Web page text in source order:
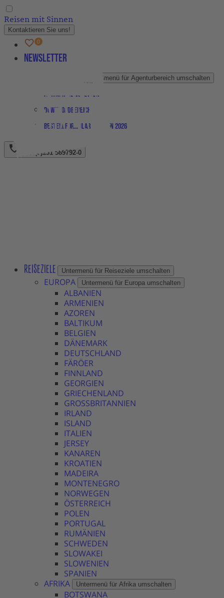
Reisen mit Sinnen
Kontaktieren Sie uns!
Newsletter
Untermenü für Agenturbereich umschalten
Downloadbereich
Bestellformular Magazin 2026
+49 (0)231 589792-0
REISEZIELE Untermenü für Reiseziele umschalten
EUROPA Untermenü für Europa umschalten
ALBANIEN
ARMENIEN
AZOREN
BALTIKUM
BELGIEN
DÄNEMARK
DEUTSCHLAND
FÄRÖER
FINNLAND
GEORGIEN
GRIECHENLAND
GROSSBRITANNIEN
IRLAND
ISLAND
ITALIEN
JERSEY
KANAREN
KROATIEN
MADEIRA
MONTENEGRO
NORWEGEN
ÖSTERREICH
POLEN
PORTUGAL
RUMÄNIEN
SCHWEDEN
SLOWAKEI
SLOWENIEN
SPANIEN
AFRIKA
Untermenü für Afrika umschalten
BOTSWANA